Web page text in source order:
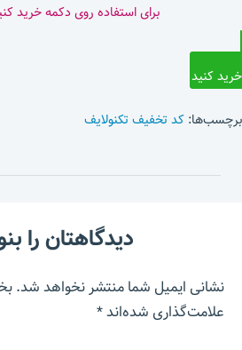
برای استفاده روی دکمه خرید
خرید کنید
برچسب‌ها: کد تخفیف تکنولایف
دیدگاهتان را
نشانی ایمیل شما منتشر نخواهد شد.
علامت‌گذاری شده‌اند*